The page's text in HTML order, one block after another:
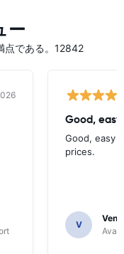
ー
点である。12842
Good,
Good, easy
prices.
V